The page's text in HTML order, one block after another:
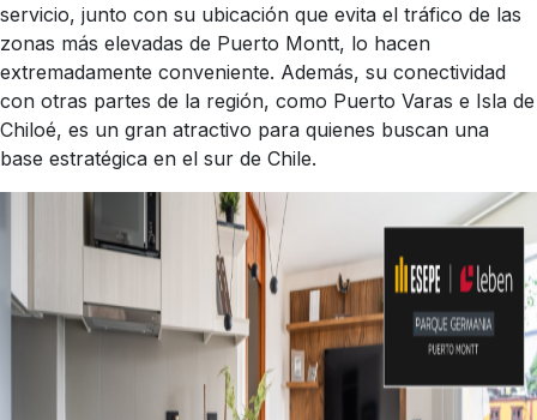
servicio, junto con su ubicación que evita el tráfico de las
zonas más elevadas de Puerto Montt, lo hacen
extremadamente conveniente. Además, su conectividad
con otras partes de la región, como Puerto Varas e Isla de
Chiloé, es un gran atractivo para quienes buscan una
base estratégica en el sur de Chile.